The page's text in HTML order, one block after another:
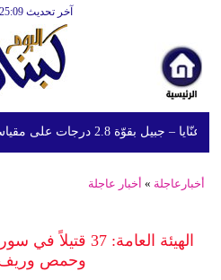
آخر تحديث GMT10:25:09
2.8 درجات على مقياس ريختر
أخبارعاجلة » أخبار عاجلة
الهيئة العامة:
وحمص